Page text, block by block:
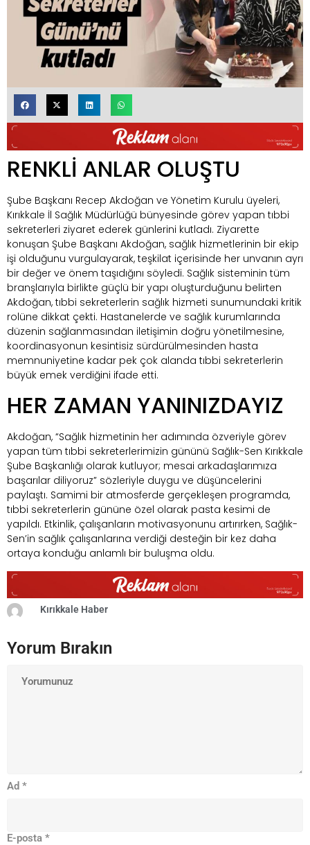
RENKLİ ANLAR OLUŞTU
Şube Başkanı Recep Akdoğan ve Yönetim Kurulu üyeleri,
Kırıkkale İl Sağlık Müdürlüğü bünyesinde görev yapan tıbbi
sekreterleri ziyaret ederek günlerini kutladı. Ziyarette
konuşan Şube Başkanı Akdoğan, sağlık hizmetlerinin bir ekip
işi olduğunu vurgulayarak, teşkilat içerisinde her unvanın ayrı
bir değer ve önem taşıdığını söyledi. Sağlık sisteminin tüm
branşlarıyla birlikte güçlü bir yapı oluşturduğunu belirten
Akdoğan, tıbbi sekreterlerin sağlık hizmeti sunumundaki kritik
rolüne dikkat çekti. Hastanelerde ve sağlık kurumlarında
düzenin sağlanmasından iletişimin doğru yönetilmesine,
koordinasyonun kesintisiz sürdürülmesinden hasta
memnuniyetine kadar pek çok alanda tıbbi sekreterlerin
büyük emek verdiğini ifade etti.
HER ZAMAN YANINIZDAYIZ
Akdoğan, “Sağlık hizmetinin her adımında özveriyle görev
yapan tüm tıbbi sekreterlerimizin gününü Sağlık-Sen Kırıkkale
Şube Başkanlığı olarak kutluyor; mesai arkadaşlarımıza
başarılar diliyoruz” sözleriyle duygu ve düşüncelerini
paylaştı. Samimi bir atmosferde gerçekleşen programda,
tıbbi sekreterlerin gününe özel olarak pasta kesimi de
yapıldı. Etkinlik, çalışanların motivasyonunu artırırken, Sağlık-
Sen’in sağlık çalışanlarına verdiği desteğin bir kez daha
ortaya konduğu anlamlı bir buluşma oldu.
Kırıkkale Haber
Yorum Bırakın
Ad *
E-posta *